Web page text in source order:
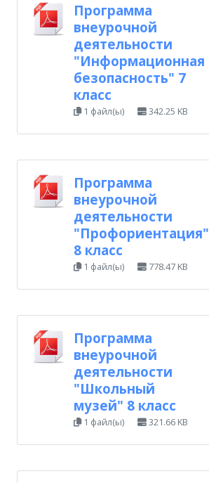
Программа
внеурочной
деятельности
"Информационная
безопасность" 7
класс
1 файл(ы) 342.25 KB
Программа
внеурочной
деятельности
"Профориентация"
8 класс
1 файл(ы) 778.47 KB
Программа
внеурочной
деятельности
"Школьный
музей" 8 класс
1 файл(ы) 321.66 KB